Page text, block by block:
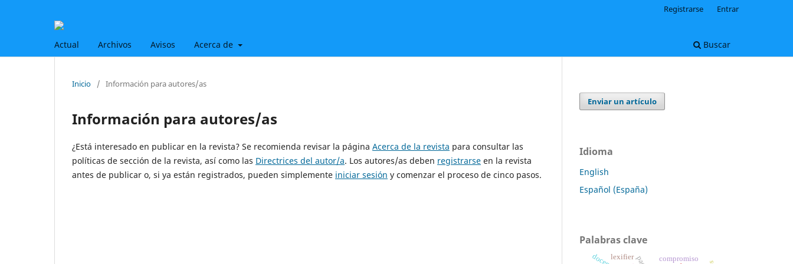
Actual Archivos Avisos Acerca de Buscar
Registrarse Entrar
Inicio / Información para autores/as
Información para autores/as
¿Está interesado en publicar en la revista? Se recomienda revisar la página Acerca de la revista para consultar las
políticas de sección de la revista, así como las Directrices del autor/a. Los autores/as deben registrarse en la revista
antes de publicar o, si ya están registrados, pueden simplemente iniciar sesión y comenzar el proceso de cinco pasos.
Enviar un artículo
Idioma
English
Español (España)
Palabras clave
compromiso
lexifier